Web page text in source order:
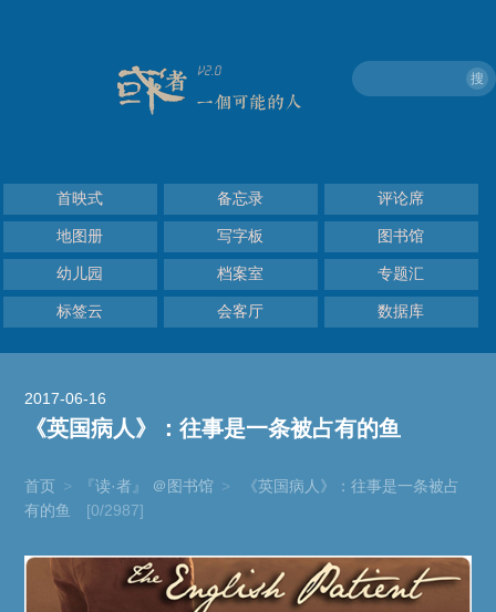
搜
首映式 备忘录 评论席
地图册 写字板 图书馆
幼儿园 档案室 专题汇
标签云 会客厅 数据库
2017-06-16
《英国病人》：往事是一条被占有的鱼
首页 > 『读·者』 ＠图书馆 >
《英国病人》：往事是一条被占
有的鱼
[0/2987]